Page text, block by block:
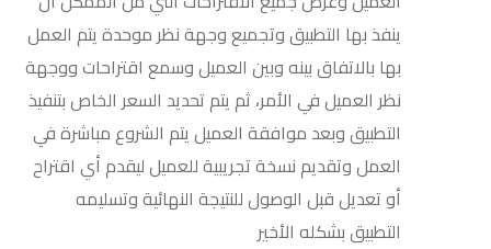
ينفذ بها التطبيق وتجميع وجهة نظر موحدة يتم العمل
بها بالاتفاق بينه وبين العميل وسمع اقتراحات ووجهة
نظر العميل في الأمر، ثم يتم تحديد السعر الخاص بتنفيذ
التطبيق وبعد موافقة العميل يتم الشروع مباشرة في
العمل وتقديم نسخة تجريبية للعميل ليقدم أي اقتراح
أو تعديل قبل الوصول للنتيجة النهائية وتسليمه
التطبيق بشكله الأخير